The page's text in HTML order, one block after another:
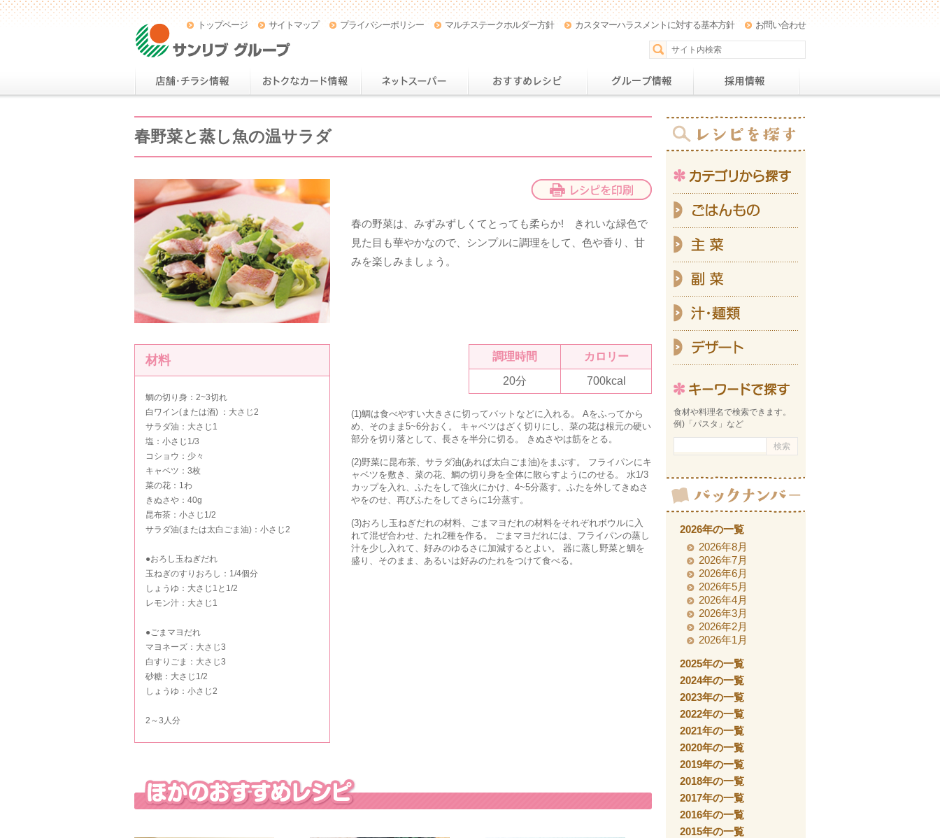
トップページ サイトマップ プライバシーポリシー マルチステークホルダー方針 カスタマーハラスメントに対する基本方針 お問い合わせ
春野菜と蒸し魚の温サラダ
春の野菜は、みずみずしくてとっても柔らか! きれいな緑色で
見た目も華やかなので、シンプルに調理をして、色や香り、甘
みを楽しみましょう。
材料
鯛の切り身：2~3切れ
白ワイン(または酒) ：大さじ2
サラダ油：大さじ1
塩：小さじ1/3
コショウ：少々
キャベツ：3枚
菜の花：1わ
きぬさや：40g
昆布茶：小さじ1/2
サラダ油(または太白ごま油)：小さじ2
●おろし玉ねぎだれ
玉ねぎのすりおろし：1/4個分
しょうゆ：大さじ1と1/2
レモン汁：大さじ1
●ごまマヨだれ
マヨネーズ：大さじ3
白すりごま：大さじ3
砂糖：大さじ1/2
しょうゆ：小さじ2
2～3人分
調理時間 カロリー
20分 700kcal
(1)鯛は食べやすい大きさに切ってバットなどに入れる。 Aをふってから
め、そのまま5~6分おく。 キャベツはざく切りにし、菜の花は根元の硬い
部分を切り落として、長さを半分に切る。 きぬさやは筋をとる。
(2)野菜に昆布茶、サラダ油(あれば太白ごま油)をまぶす。 フライパンにキ
ャベツを敷き、菜の花、鯛の切り身を全体に散らすようにのせる。 水1/3
カップを入れ、ふたをして強火にかけ、4~5分蒸す。ふたを外してきぬさ
やをのせ、再びふたをしてさらに1分蒸す。
(3)おろし玉ねぎだれの材料、ごまマヨだれの材料をそれぞれボウルに入
れて混ぜ合わせ、たれ2種を作る。 ごまマヨだれには、フライパンの蒸し
汁を少し入れて、好みのゆるさに加減するとよい。 器に蒸し野菜と鯛を
盛り、そのまま、あるいは好みのたれをつけて食べる。
食材や料理名で検索できます。
例)「パスタ」など
2026年の一覧
2026年8月
2026年7月
2026年6月
2026年5月
2026年4月
2026年3月
2026年2月
2026年1月
2025年の一覧
2024年の一覧
2023年の一覧
2022年の一覧
2021年の一覧
2020年の一覧
2019年の一覧
2018年の一覧
2017年の一覧
2016年の一覧
2015年の一覧